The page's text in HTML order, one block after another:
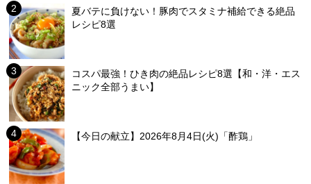
夏バテに負けない！豚肉でスタミナ補給できる絶品
レシピ8選
コスパ最強！ひき肉の絶品レシピ8選【和・洋・エス
ニック全部うまい】
【今日の献立】2026年8月4日(火)「酢鶏」